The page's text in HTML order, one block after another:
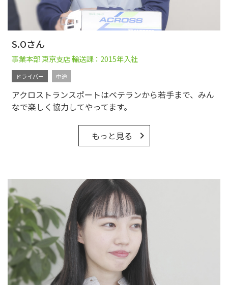
S.Oさん
事業本部 東京支店 輸送課：2015年入社
ドライバー 中途
アクロストランスポートはベテランから若手まで、みん
なで楽しく協力してやってます。
もっと見る keyboard_arrow_right